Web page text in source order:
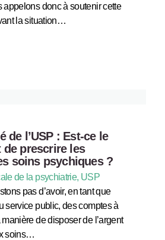
appelons donc à soutenir cette
la situation…
de l’USP : Est-ce le
de prescrire les
soins psychiques ?
de la psychiatrie, USP
pas d’avoir, en tant que
service public, des comptes à
de disposer de l’argent
soins…